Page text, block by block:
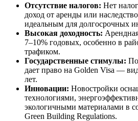
Отсутствие налогов: Нет
доход от аренды или
идеальным для долгосрочных
Высокая доходность:
7–10% годовых, особенно в
трафиком.
Государственные стимулы:
дает право на Golden Visa —
лет.
Инновации: Новостройки
технологиями,
экологичными материалами в
Green Building Regulations.